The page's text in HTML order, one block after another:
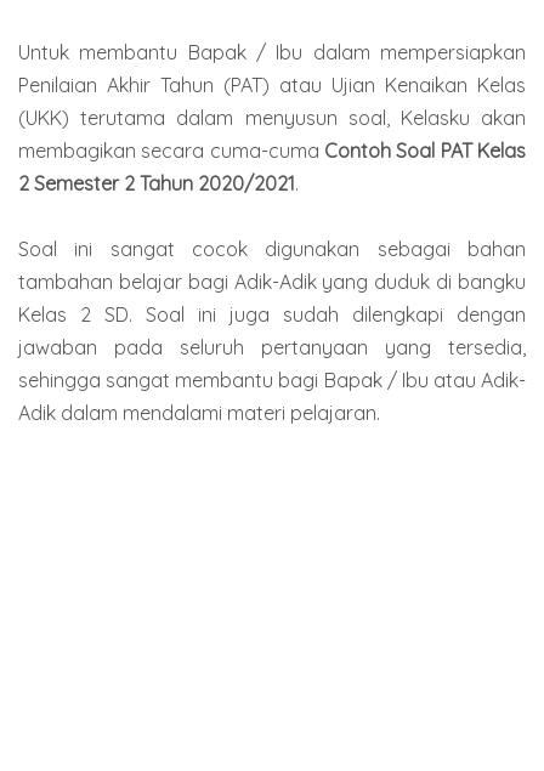
Untuk membantu Bapak / Ibu dalam mempersiapkan
Penilaian Akhir Tahun (PAT) atau Ujian Kenaikan Kelas
(UKK) terutama dalam menyusun soal, Kelasku akan
membagikan secara cuma-cuma Contoh Soal PAT Kelas
2 Semester 2 Tahun 2020/2021.
Soal ini sangat cocok digunakan sebagai bahan
tambahan belajar bagi Adik-Adik yang duduk di bangku
Kelas 2 SD. Soal ini juga sudah dilengkapi dengan
jawaban pada seluruh pertanyaan yang tersedia,
sehingga sangat membantu bagi Bapak / Ibu atau Adik-
Adik dalam mendalami materi pelajaran.